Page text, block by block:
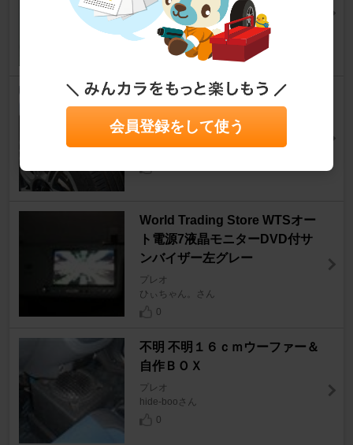
プレオ
masaxxさん
Continental ComfortContact
プレオ
たくえぬさん
World Trading Store WTSオー
ト電源7液晶モニターDVD付サ
ンバイザー左グレー
プレオ
ひぃちゃん。さん
0
不明 不明１６ｃｍウーファー＆
自作ＢＯＸ
プレオ
hide-booさん
0
会員登録をして使う